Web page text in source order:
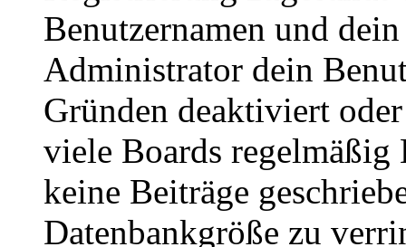
Benutzernamen und
Administrator dein
Gründen deaktiviert
viele Boards
keine Beiträge
Datenbankgröße zu